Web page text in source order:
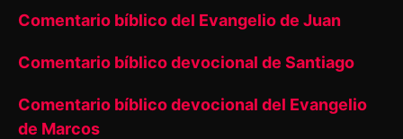
Comentario bíblico del Evangelio de Juan
Comentario bíblico devocional de Santiago
Comentario bíblico devocional del Evangelio
de Marcos